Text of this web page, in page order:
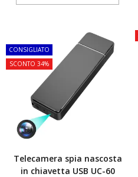
CONSIGLIATO
SCONTO 34%
Telecamera spia nascosta
in chiavetta USB UC-60